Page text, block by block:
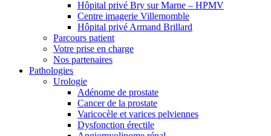
Hôpital privé Bry sur Marne – HPMV
Centre imagerie Villemomble
Hôpital privé Armand Brillard
Parcours patient
Votre prise en charge
Nos partenaires
Pathologies
Urologie
Adénome de prostate
Cancer de la prostate
Varicocèle et varices pelviennes
Dysfonction érectile